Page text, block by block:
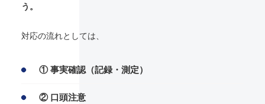
う。
対応の流れとしては、
① 事実確認（記録・測定）
② 口頭注意